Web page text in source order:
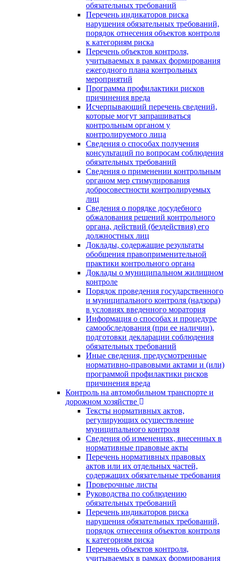
обязательных требований
Перечень индикаторов риска
нарушения обязательных требований,
порядок отнесения объектов контроля
к категориям риска
Перечень объектов контроля,
учитываемых в рамках формирования
ежегодного плана контрольных
мероприятий
Программа профилактики рисков
причинения вреда
Исчерпывающий перечень сведений,
которые могут запрашиваться
контрольным органом у
контролируемого лица
Сведения о способах получения
консультаций по вопросам соблюдения
обязательных требований
Сведения о применении контрольным
органом мер стимулирования
добросовестности контролируемых
лиц
Сведения о порядке досудебного
обжалования решений контрольного
органа, действий (бездействия) его
должностных лиц
Доклады, содержащие результаты
обобщения правоприменительной
практики контрольного органа
Доклады о муниципальном жилищном
контроле
Порядок проведения государственного
и муниципального контроля (надзора)
в условиях введенного моратория
Информация о способах и процедуре
самообследования (при ее наличии),
подготовки декларации соблюдения
обязательных требований
Иные сведения, предусмотренные
нормативно-правовыми актами и (или)
программой профилактики рисков
причинения вреда
Контроль на автомобильном транспорте и
дорожном хозяйстве
Тексты нормативных актов,
регулирующих осуществление
муниципального контроля
Сведения об изменениях, внесенных в
нормативные правовые акты
Перечень нормативных правовых
актов или их отдельных частей,
содержащих обязательные требования
Проверочные листы
Руководства по соблюдению
обязательных требований
Перечень индикаторов риска
нарушения обязательных требований,
порядок отнесения объектов контроля
к категориям риска
Перечень объектов контроля,
учитываемых в рамках формирования